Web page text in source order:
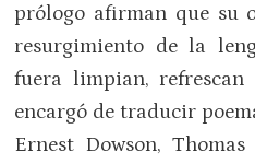
prólogo afirman que su
resurgimiento de la
fuera limpian, refrescan
encargó de traducir
Ernest Dowson,